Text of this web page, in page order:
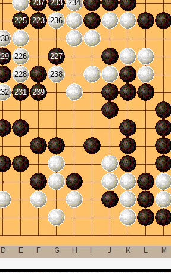
223
225
226
227
228
231
233 234
236
237
238
239